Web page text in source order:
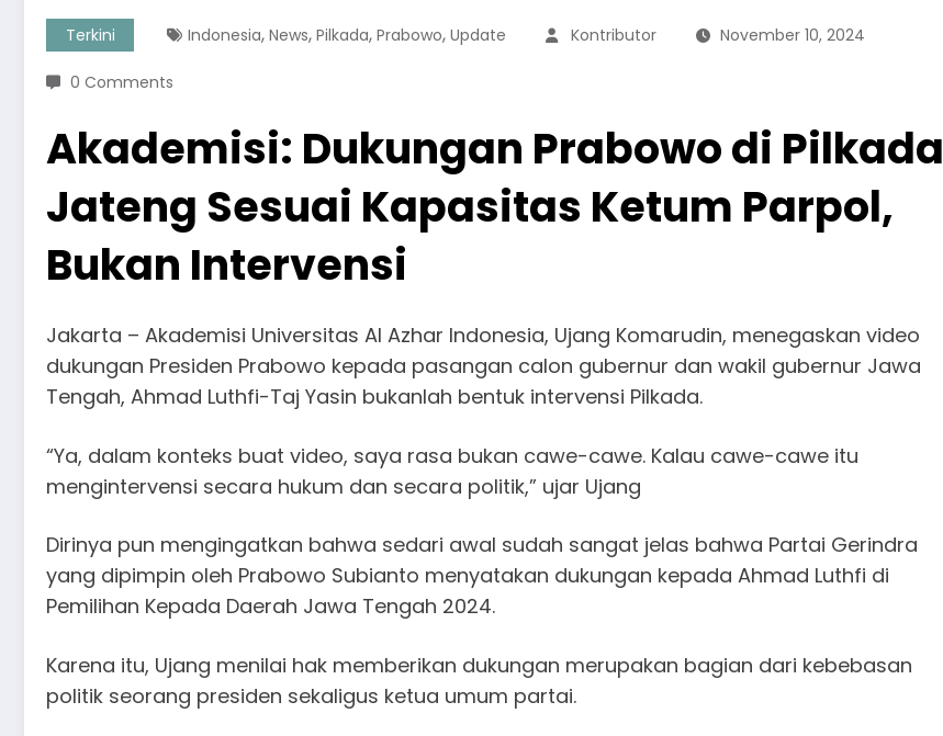
Terkini Indonesia, News, Pilkada, Prabowo, Update Kontributor November 10, 2024
0 Comments
Akademisi: Dukungan Prabowo di Pilkada
Jateng Sesuai Kapasitas Ketum Parpol,
Bukan Intervensi
Jakarta – Akademisi Universitas Al Azhar Indonesia, Ujang Komarudin, menegaskan video
dukungan Presiden Prabowo kepada pasangan calon gubernur dan wakil gubernur Jawa
Tengah, Ahmad Luthfi-Taj Yasin bukanlah bentuk intervensi Pilkada.
“Ya, dalam konteks buat video, saya rasa bukan cawe-cawe. Kalau cawe-cawe itu
mengintervensi secara hukum dan secara politik,” ujar Ujang
Dirinya pun mengingatkan bahwa sedari awal sudah sangat jelas bahwa Partai Gerindra
yang dipimpin oleh Prabowo Subianto menyatakan dukungan kepada Ahmad Luthfi di
Pemilihan Kepada Daerah Jawa Tengah 2024.
Karena itu, Ujang menilai hak memberikan dukungan merupakan bagian dari kebebasan
politik seorang presiden sekaligus ketua umum partai.